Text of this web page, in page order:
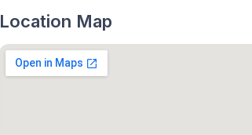
Location Map